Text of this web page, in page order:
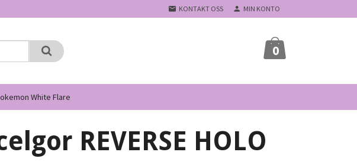
KONTAKT OSS MIN KONTO
0
White Flare
REVERSE HOLO